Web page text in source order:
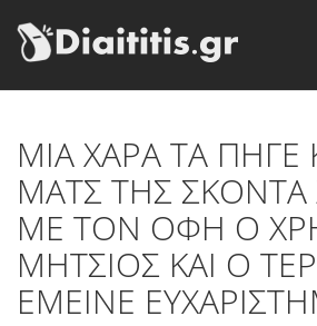
ΜΙΑ ΧΑΡΑ ΤΑ ΠΗΓΕ
ΜΑΤΣ ΤΗΣ
ΜΕ ΤΟΝ ΟΦΗ Ο
ΜΗΤΣΙΟΣ ΚΑΙ Ο
ΕΜΕΙΝΕ